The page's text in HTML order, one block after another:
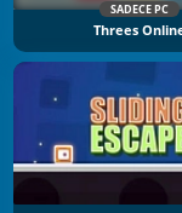
SADECE PC
Threes